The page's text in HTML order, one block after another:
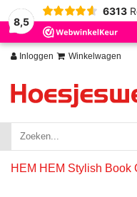
8,5
6313
Inloggen Winkelwagen
HEM HEM Stylish Book
Wij slaan cookies op om onze
Nee